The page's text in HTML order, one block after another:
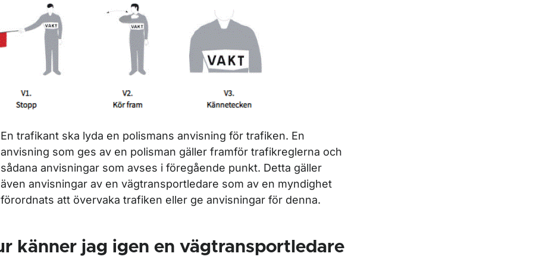
En trafikant ska lyda en polismans anvisning för trafiken. En
anvisning som ges av en polisman gäller framför trafikreglerna och
sådana anvisningar som avses i föregående punkt. Detta gäller
även anvisningar av en vägtransportledare som av en myndighet
förordnats att övervaka trafiken eller ge anvisningar för denna.
känner jag igen en vägtransportledare